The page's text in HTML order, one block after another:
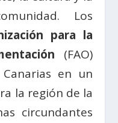
Los
para la
(FAO)
en un
la región de la
circundantes